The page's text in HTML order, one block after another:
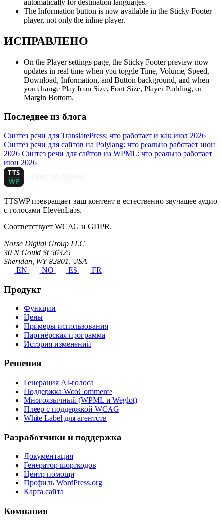
automatically for destination languages.
The Information button is now available in the Sticky Footer
player, not only the inline player.
ИСПРАВЛЕНО
On the Player settings page, the Sticky Footer preview now
updates in real time when you toggle Time, Volume, Speed,
Download, Information, and Button background, and when
you change Play Icon Size, Font Size, Player Padding, or
Margin Bottom.
Последнее из блога
Синтез речи для TranslatePress: что работает и как июл 2026
Синтез речи для сайтов на Polylang: что реально работает июн
2026 Синтез речи для сайтов на WPML: что реально работает
июн 2026
TTSWP превращает ваш контент в естественно звучащее аудио
с голосами ElevenLabs.
Соответствует WCAG и GDPR.
Norse Digital Group LLC
30 N Gould St 56325
Sheridan, WY 82801, USA
EN
NO ES FR
Продукт
Функции
Цены
Примеры использования
Партнёрская программа
История изменений
Решения
Генерация AI-голоса
Поддержка WooCommerce
Многоязычный (WPML и Weglot)
Плеер с поддержкой WCAG
White Label для агентств
Разработчики и поддержка
Документация
Генератор шорткодов
Центр помощи
Профиль WordPress.org
Карта сайта
Компания